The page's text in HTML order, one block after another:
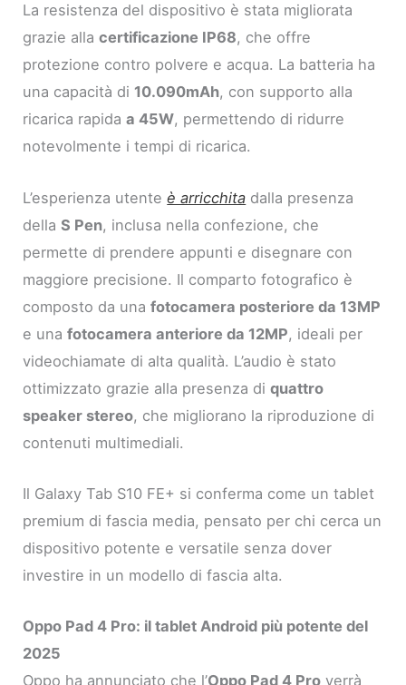
La resistenza del dispositivo è stata migliorata
grazie allacertificazione IP68, che offre
protezione contro polvere e acqua. La batteria ha
una capacità di 10.090mAh, con supporto alla
ricarica rapidaa 45W, permettendo di ridurre
notevolmente i tempi di ricarica.
L’esperienza utenteè arricchita dalla presenza
dellaS Pen, inclusa nella confezione, che
permette di prendere appunti e disegnare con
maggiore precisione. Il comparto fotografico è
composto da unafotocamera posteriore da 13MP
e unafotocamera anteriore da 12MP, ideali per
videochiamate di alta qualità. L’audio è stato
ottimizzato grazie alla presenza diquattro
speaker stereo, che migliorano la riproduzione di
contenuti multimediali.
Il Galaxy Tab S10 FE+ si conferma come un tablet
premium di fascia media, pensato per chi cerca un
dispositivo potente e versatile senza dover
investire in un modello di fascia alta.
Oppo Pad 4 Pro: il tablet Android più potente del
2025
Oppo ha annunciato che l’Oppo Pad 4 Pro verrà